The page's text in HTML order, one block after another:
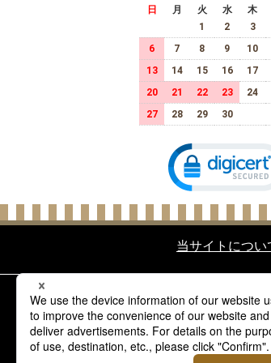
日 月 火 水 木
1
2 3
6
7 8 9 10
13
14 15 16 17
20
21 22 23 24
27
28 29 30
当サイトについ
酒類の販売について
20歳未満の飲酒は
20歳以上であるこ
当サイトの酒類は